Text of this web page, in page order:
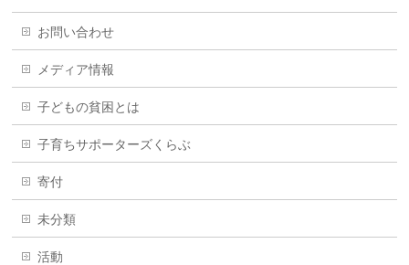
お問い合わせ
メディア情報
子どもの貧困とは
子育ちサポーターズくらぶ
寄付
未分類
活動